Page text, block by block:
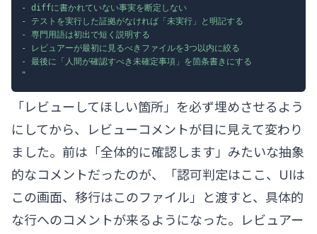
- diffに書かれていない事実を断定しない
- テストを実行した証拠がなければ「未実行」と明記する
- 専門用語は初出で短く説明する
- レビュアーが最初に見るべきファイルを3つ以内に絞る
- 最後に「人間が確認すべき未確定事項」を箇条書きにする
"
「レビューしてほしい箇所」を必ず埋めさせるよう
にしてから、レビューコメントが目に見えて変わり
ました。前は「全体的に確認します」みたいな抽象
的なコメントだったのが、「認可判定はここ、UIは
この画面、移行はこのファイル」と渡すと、具体的
な行へのコメントが来るようになった。レビュアー